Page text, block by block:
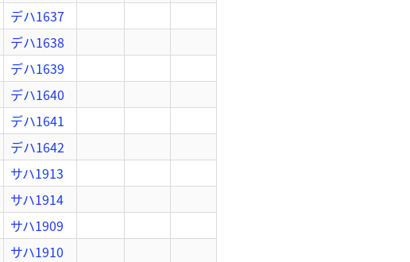
デハ1637
デハ1638
デハ1639
デハ1640
デハ1641
デハ1642
サハ1913
サハ1914
サハ1909
サハ1910